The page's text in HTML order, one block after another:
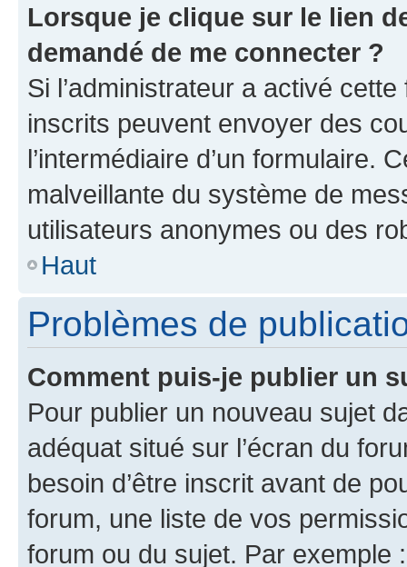
Lorsque je clique sur le lien
demandé de me connecter ?
Si l’administrateur a activé
inscrits peuvent envoyer des
l’intermédiaire d’un formulaire.
malveillante du système de
utilisateurs anonymes ou des
Haut
Problèmes de
Comment puis-je publier un
Pour publier un nouveau sujet
adéquat situé sur l’écran du
besoin d’être inscrit avant de
forum, une liste de vos
forum ou du sujet. Par exemple